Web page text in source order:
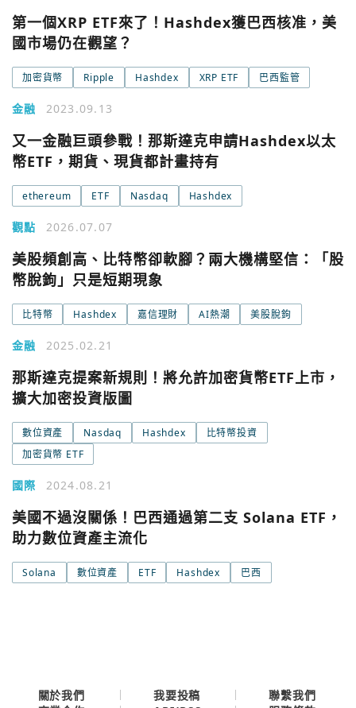
第一個XRP ETF來了！Hashdex獲巴西核准，美
國市場仍在觀望？
加密貨幣 Ripple Hashdex XRP ETF 巴西監管
金融 2023.09.13
又一金融巨頭參戰！那斯達克申請Hashdex以太
幣ETF，期貨、現貨都計畫持有
ethereum ETF Nasdaq Hashdex
觀點 2026.07.07
美股頻創高、比特幣卻軟腳？兩大機構堅信：「股
幣脫鉤」只是短期現象
比特幣 Hashdex 嘉信理財 AI熱潮 美股脫鉤
金融 2025.02.21
那斯達克提案新規則！將允許加密貨幣ETF上市，
擴大加密投資版圖
數位資產 Nasdaq Hashdex
比特幣投資
加密貨幣 ETF
國際 2024.08.21
美國不過沒關係！巴西通過第二支 Solana ETF，
助力數位資產主流化
Solana 數位資產 ETF Hashdex 巴西
使用以下帳號繼續
Google
Apple
繼續表示您已同意
您已閒置5分鐘，請點擊關閉按鈕或空白處，即可回到加密
今日熱門
關於我們 我要投稿
聯繫我們